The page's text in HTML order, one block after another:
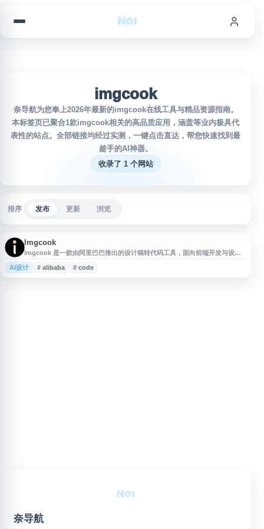
imgcook
奈导航为您奉上2026年最新的imgcook在线工具与精品资源指南。
本标签页已聚合1款imgcook相关的高品质应用，涵盖等业内极具代
表性的站点。全部链接均经过实测，一键点击直达，帮您快速找到最
趁手的AI神器。
收录了 1 个网站
排序 发布 更新 浏览
Imgcook
Imgcook 是一款由阿里巴巴推出的设计稿转代码工具，面向前端开发与设计
协作场景，支持将设计稿智能解析并生成可用代码，提升从视觉设计到页面开
发的效率。平台关注 design to code、sketch to code 等流程，适用于需要
AI设计 # alibaba # code
奈导航